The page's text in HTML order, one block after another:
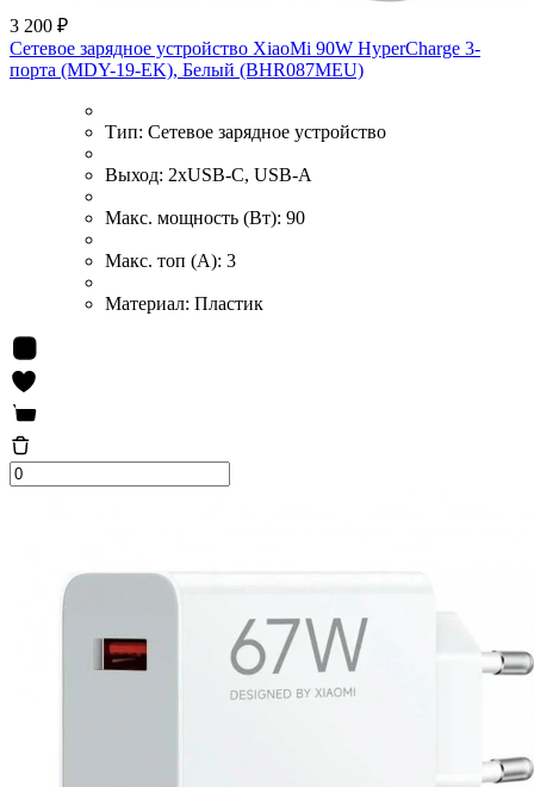
3 200 ₽
Сетевое зарядное устройство XiaoMi 90W HyperCharge 3-
порта (MDY-19-EK), Белый (BHR087MEU)
Тип: Сетевое зарядное устройство
Выход: 2xUSB-C, USB-A
Макс. мощность (Вт): 90
Макс. топ (А): 3
Материал: Пластик